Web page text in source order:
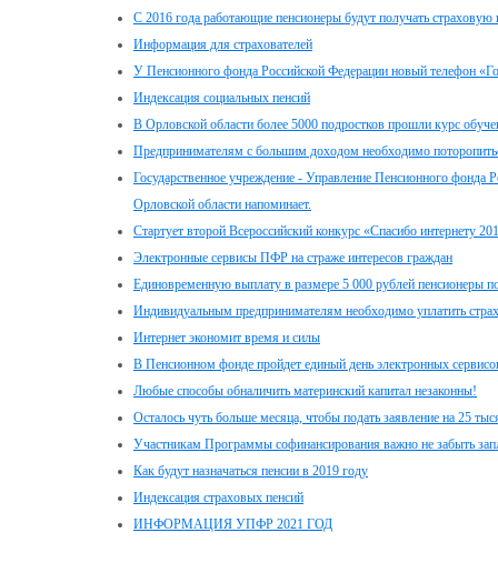
С 2016 года работающие пенсионеры будут получать страховую
Информация для страхователей
У Пенсионного фонда Российской Федерации новый телефон
Индексация социальных пенсий
В Орловской области более 5000 подростков прошли курс
Предпринимателям с большим доходом необходимо
Государственное учреждение - Управление Пенсионного фонда
Орловской области напоминает.
Стартует второй Всероссийский конкурс «Спасибо интернету
Электронные сервисы ПФР на страже интересов граждан
Единовременную выплату в размере 5 000 рублей пенсионеры
Индивидуальным предпринимателям необходимо уплатить
Интернет экономит время и силы
В Пенсионном фонде пройдет единый день электронных
Любые способы обналичить материнский капитал незаконны!
Осталось чуть больше месяца, чтобы подать заявление на 25
Участникам Программы софинансирования важно не забыть
Как будут назначаться пенсии в 2019 году
Индексация страховых пенсий
ИНФОРМАЦИЯ УПФР 2021 ГОД